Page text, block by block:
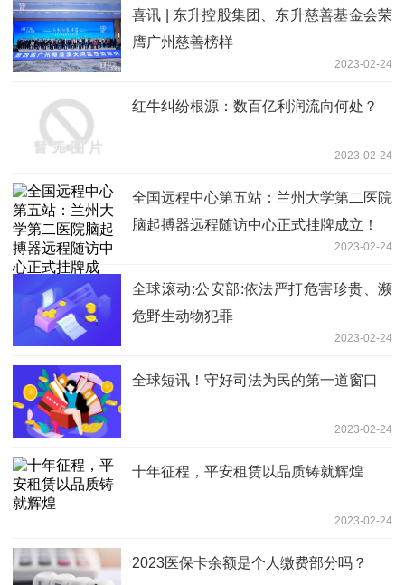
喜讯 | 东升控股集团、东升慈善基金会荣
膺广州慈善榜样
2023-02-24
红牛纠纷根源：数百亿利润流向何处？
2023-02-24
全国远程中心第五站：兰州大学第二医院
脑起搏器远程随访中心正式挂牌成立！
2023-02-24
全球滚动:公安部:依法严打危害珍贵、濒
危野生动物犯罪
2023-02-24
全球短讯！守好司法为民的第一道窗口
2023-02-24
十年征程，平安租赁以品质铸就辉煌
2023-02-24
2023医保卡余额是个人缴费部分吗？